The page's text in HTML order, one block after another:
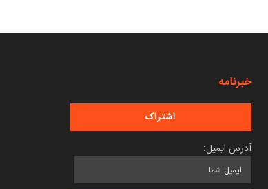
خبرنامه
آدرس ایمیل: